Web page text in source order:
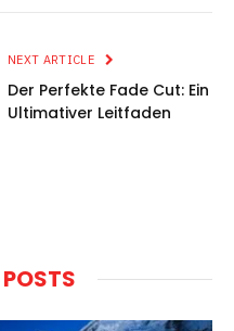
NEXT ARTICLE
Der Perfekte Fade Cut: Ein
Ultimativer Leitfaden
POSTS